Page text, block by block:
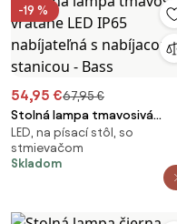
-19 %
54,95 €67,95 €
Stolná lampa tmavosivá
vrátane LED IP65 nabíjateľná
nabíjacou stanicou - Bass
LED, na písací stôl, so
stmievačom
Skladom